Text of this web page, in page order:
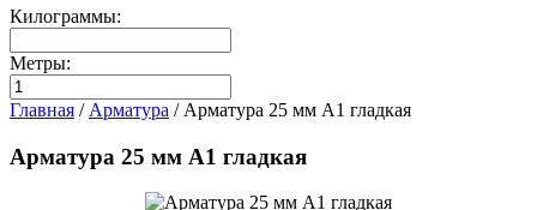
Килограммы:
Метры:
Главная / Арматура / Арматура 25 мм А1 гладкая
Арматура 25 мм А1 гладкая